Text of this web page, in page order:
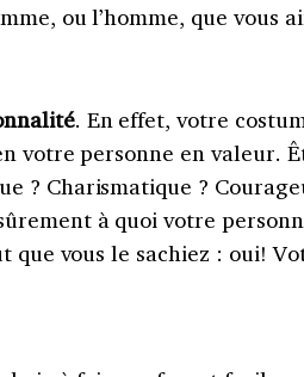
ou l’homme, que vous
. En effet, votre
votre personne en valeur.
? Charismatique ?
à quoi votre
que vous le sachiez : oui!